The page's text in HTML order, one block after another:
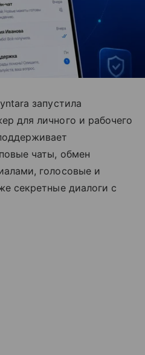
запустила
для личного и рабочего
чаты, обмен
голосовые и
секретные диалоги с